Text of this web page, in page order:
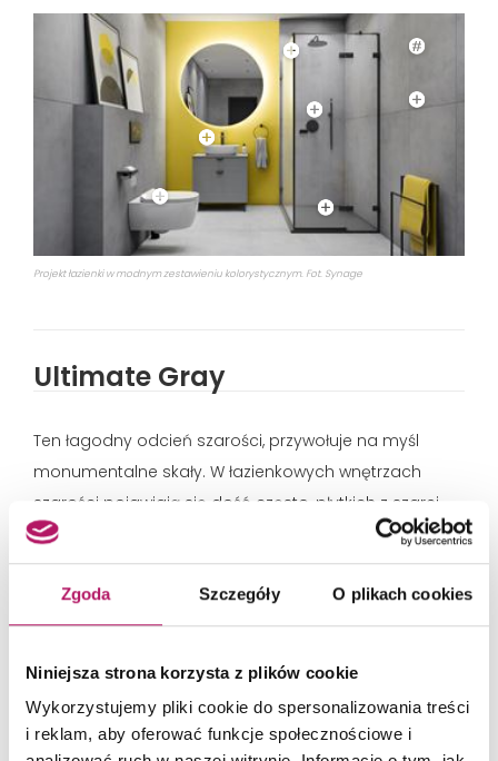
Zgoda Szczegóły O plikach cookies
Niniejsza strona korzysta z plików cookie
Wykorzystujemy pliki cookie do spersonalizowania treści
i reklam, aby oferować funkcje społecznościowe i
Projekt łazienki w modnym zestawieniu kolorystycznym. Fot. Synage
Ultimate Gray
Ten łagodny odcień szarości, przywołuje na myśl
monumentalne skały. W łazienkowych wnętrzach
szarości pojawiają się dość często, płytkich z szarej
palety barw są neutralną bazą do projektowych
poszukiwań. Wiele kolekcji płytek inspirowanych
kamiennymi i betonowymi powierzchniami dobrze
komponują się z bielą ceramiki i chromowaną
Ultimate Grey dobrze komponuje się z ciepłymi
odcieniami drewna, bielą, pastelowymi odcieniami.
Delikatny odcień szarości będzie dobrym tłem dla